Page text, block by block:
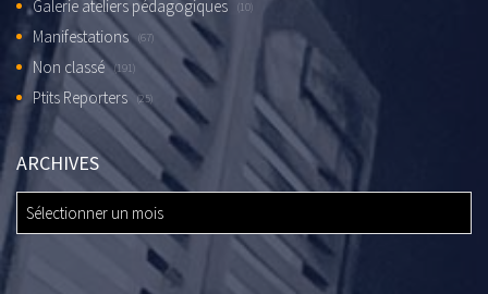
Galerie ateliers pédagogiques (10)
Manifestations (67)
Non classé (191)
Ptits Reporters (25)
ARCHIVES
ARCHIVES